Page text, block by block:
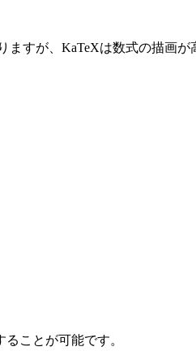
すが、KaTeXは数式の描画が
ことが可能です。